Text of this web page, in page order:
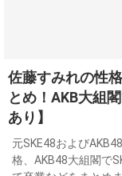
佐藤すみれの性
とめ！AKB大組
あり】
元SKE48および
格、AKB48大組閣で